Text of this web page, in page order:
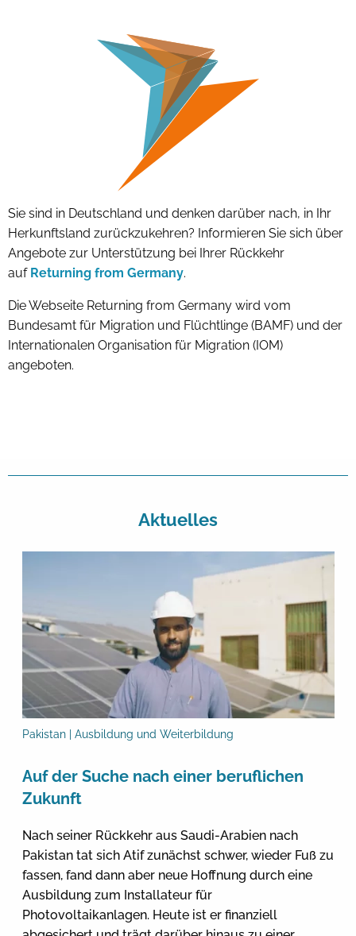
Sie sind in Deutschland und denken darüber nach, in Ihr
Herkunftsland zurückzukehren? Informieren Sie sich über
Angebote zur Unterstützung bei Ihrer Rückkehr
auf Returning from Germany.
Die Webseite Returning from Germany wird vom
Bundesamt für Migration und Flüchtlinge (BAMF) und der
Internationalen Organisation für Migration (IOM)
angeboten.
Aktuelles
Pakistan | Ausbildung und Weiterbildung
Auf der Suche nach einer beruflichen
Zukunft
Nach seiner Rückkehr aus Saudi-Arabien nach
Pakistan tat sich Atif zunächst schwer, wieder Fuß zu
fassen, fand dann aber neue Hoffnung durch eine
Ausbildung zum Installateur für
Photovoltaikanlagen. Heute ist er finanziell